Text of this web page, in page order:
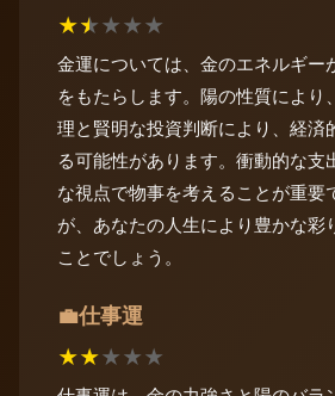
★★★★★
金運については、金のエネルギー
をもたらします。陽の性質により
理と賢明な投資判断により、経済
る可能性があります。衝動的な支
な視点で物事を考えることが重要
が、あなたの人生により豊かな彩
ことでしょう。
💼仕事運
★★★★★